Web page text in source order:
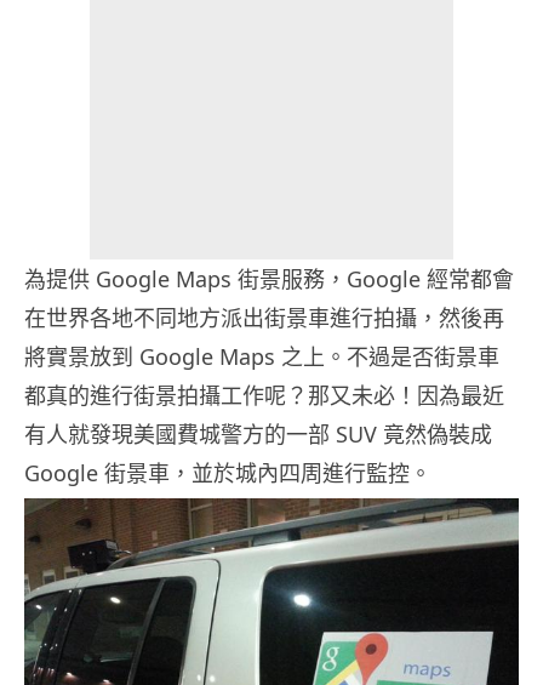
為提供 Google Maps 街景服務，Google 經常都會
在世界各地不同地方派出街景車進行拍攝，然後再
將實景放到 Google Maps 之上。不過是否街景車
都真的進行街景拍攝工作呢？那又未必！因為最近
有人就發現美國費城警方的一部 SUV 竟然偽裝成
Google 街景車，並於城內四周進行監控。